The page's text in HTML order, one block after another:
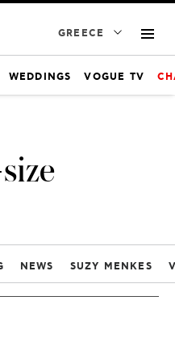
GREECE
WEDDINGS VOGUE TV
NEWS SUZY MENKES